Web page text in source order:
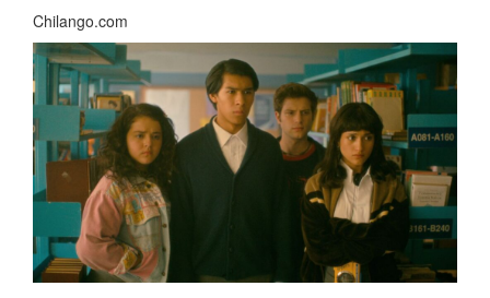
Chilango.com